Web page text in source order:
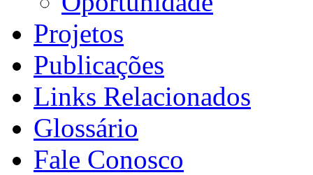
Projetos
Publicações
Links Relacionados
Glossário
Fale Conosco